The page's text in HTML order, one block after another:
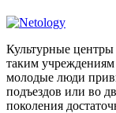
Культурные
таким учреждениям
молодые люди
подъездов или во
поколения